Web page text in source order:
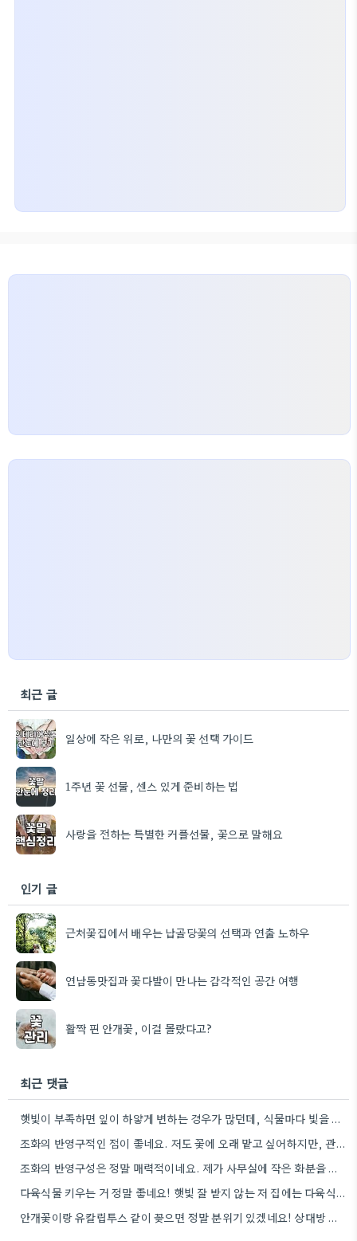
최근 글
일상에 작은 위로, 나만의 꽃 선택 가이드
1주년 꽃 선물, 센스 있게 준비하는 법
사랑을 전하는 특별한 커플선물, 꽃으로 말해요
인기 글
근처꽃집에서 배우는 납골당꽃의 선택과 연출 노하우
연남동맛집과 꽃다발이 만나는 감각적인 공간 여행
활짝 핀 안개꽃, 이걸 몰랐다고?
최근 댓글
햇빛이 부족하면 잎이 하얗게 변하는 경우가 많던데, 식물마다 빛을 좋아하는 양이 다르니까 꼭 확인하는 게…
조화의 반영구적인 점이 좋네요. 저도 꽃에 오래 맡고 싶어하지만, 관리가 번거롭다는 게 아쉽습니다.
조화의 반영구성은 정말 매력적이네요. 제가 사무실에 작은 화분을 하나 놓아두고 있는데, 조화처럼 관리가 편한 꽃이…
다육식물 키우는 거 정말 좋네요! 햇빛 잘 받지 않는 저 집에는 다육식물로 시작해야겠어요.
안개꽃이랑 유칼립투스 같이 꽂으면 정말 분위기 있겠네요! 상대방 취향 생각하는 것도 좋지만, 꽃말도 고려하면 센스+